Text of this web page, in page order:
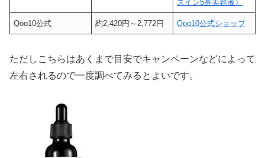
ズイン5番美容液）
Qoo10公式 約2,420円～2,772円 Qoo10公式ショップ
ただしこちらはあくまで目安でキャンペーンなどによって
左右されるので一度調べてみるとよいです。